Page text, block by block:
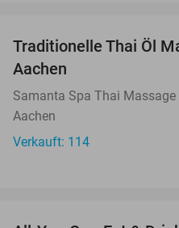
Traditionelle Thai Öl
Aachen
Samanta Spa Thai Massage
Aachen
Verkauft: 114